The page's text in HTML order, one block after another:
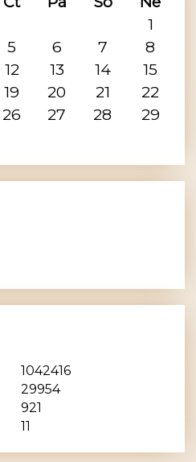
1
5 6 7
8
12 13 14
15
19 20 21
22
26 27 28
29
11
1042416
29954
921